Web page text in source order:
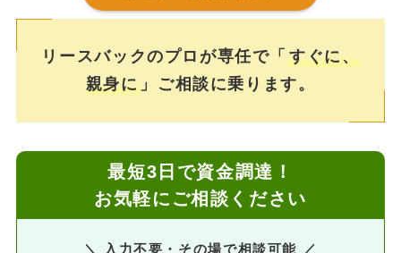
リースバックのプロが専任で「すぐに、
親身に 」ご相談に乗ります。
最短3日で資金調達！
お気軽にご相談ください
＼ 入力不要・その場で相談可能 ／